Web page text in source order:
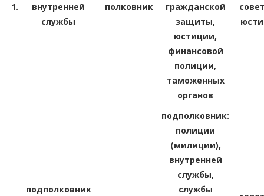
1.
внутренней
службы
полковник
гражданской
защиты,
юстиции,
финансовой
полиции,
таможенных
органов
подполковник
подполковник:
полиции
(милиции),
внутренней
службы,
службы